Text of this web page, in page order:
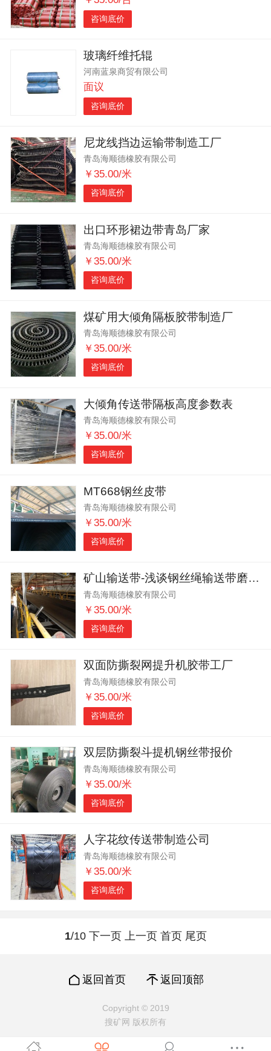
咨询底价
玻璃纤维托辊
河南蓝泉商贸有限公司
面议
咨询底价
尼龙线挡边运输带制造工厂
青岛海顺德橡胶有限公司
￥35.00/米
咨询底价
出口环形裙边带青岛厂家
青岛海顺德橡胶有限公司
￥35.00/米
咨询底价
煤矿用大倾角隔板胶带制造厂
青岛海顺德橡胶有限公司
￥35.00/米
咨询底价
大倾角传送带隔板高度参数表
青岛海顺德橡胶有限公司
￥35.00/米
咨询底价
MT668钢丝皮带
青岛海顺德橡胶有限公司
￥35.00/米
咨询底价
矿山输送带-浅谈钢丝绳输送带磨损建议
青岛海顺德橡胶有限公司
￥35.00/米
咨询底价
双面防撕裂网提升机胶带工厂
青岛海顺德橡胶有限公司
￥35.00/米
咨询底价
双层防撕裂斗提机钢丝带报价
青岛海顺德橡胶有限公司
￥35.00/米
咨询底价
人字花纹传送带制造公司
青岛海顺德橡胶有限公司
￥35.00/米
咨询底价
1/10 下一页 上一页 首页 尾页
返回首页 返回顶部
Copyright © 2019
搜矿网 版权所有